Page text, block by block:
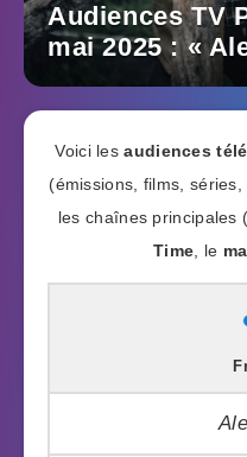
Audiences TV
mai 2025 : «
Voici lesaudiences
(émissions, films,
les chaînes principales
Time , le